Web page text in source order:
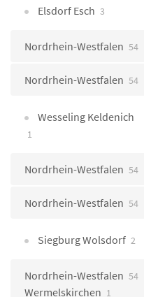
Elsdorf Esch 3
Nordrhein-Westfalen 54
Nordrhein-Westfalen 54
Wesseling Keldenich
1
Nordrhein-Westfalen 54
Nordrhein-Westfalen 54
Siegburg Wolsdorf 2
Nordrhein-Westfalen 54
Wermelskirchen 1